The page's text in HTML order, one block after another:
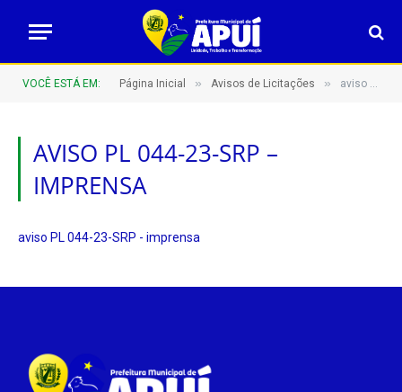
VOCÊ ESTÁ EM: Página Inicial » Avisos de Licitações » aviso PL 044-23-SRP – imprensa
AVISO PL 044-23-SRP –
IMPRENSA
aviso PL 044-23-SRP - imprensa